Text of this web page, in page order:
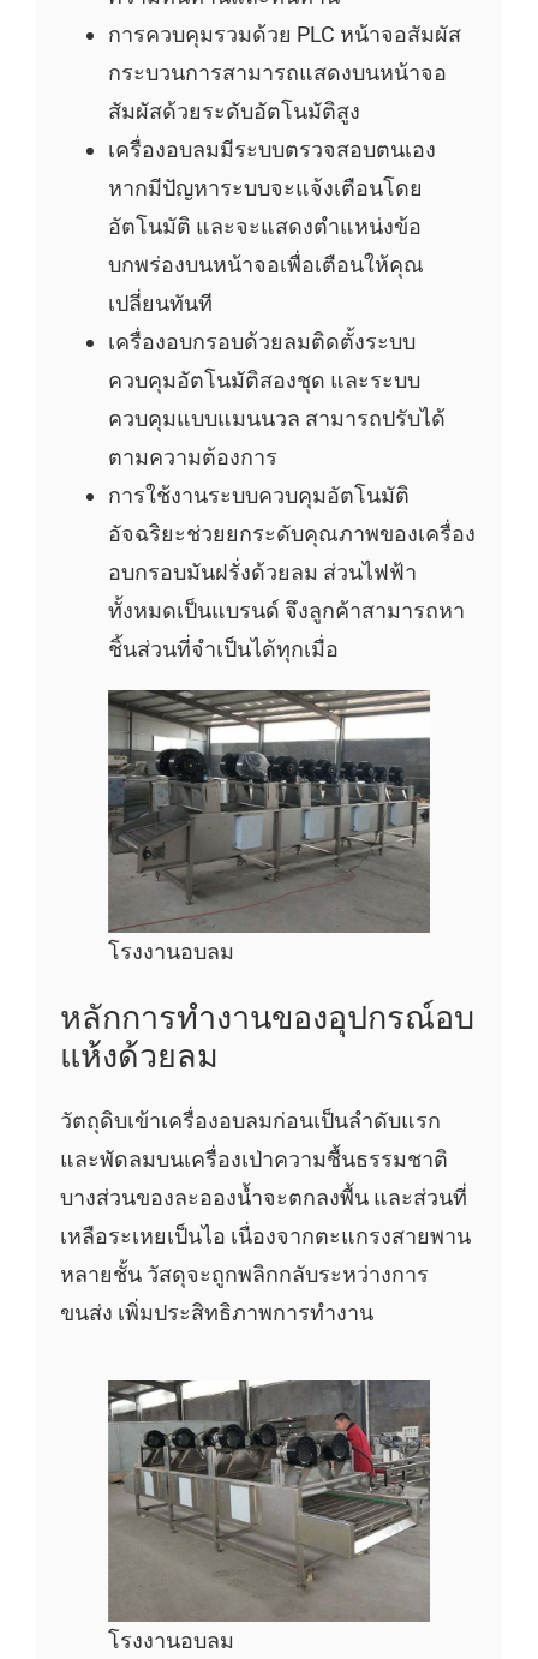
การควบคุมรวมด้วย PLC หน้าจอสัมผัส
กระบวนการสามารถแสดงบนหน้าจอ
สัมผัสด้วยระดับอัตโนมัติสูง
เครื่องอบลมมีระบบตรวจสอบตนเอง
หากมีปัญหาระบบจะแจ้งเตือนโดย
อัตโนมัติ และจะแสดงตำแหน่งข้อ
บกพร่องบนหน้าจอเพื่อเตือนให้คุณ
เปลี่ยนทันที
เครื่องอบกรอบด้วยลมติดตั้งระบบ
ควบคุมอัตโนมัติสองชุด และระบบ
ควบคุมแบบแมนนวล สามารถปรับได้
ตามความต้องการ
การใช้งานระบบควบคุมอัตโนมัติ
อัจฉริยะช่วยยกระดับคุณภาพของเครื่อง
อบกรอบมันฝรั่งด้วยลม ส่วนไฟฟ้า
ทั้งหมดเป็นแบรนด์ จึงลูกค้าสามารถหา
ชิ้นส่วนที่จำเป็นได้ทุกเมื่อ
โรงงานอบลม
หลักการทำงานของอุปกรณ์อบ
แห้งด้วยลม
วัตถุดิบเข้าเครื่องอบลมก่อนเป็นลำดับแรก
และพัดลมบนเครื่องเป่าความชื้นธรรมชาติ
บางส่วนของละอองน้ำจะตกลงพื้น และส่วนที่
เหลือระเหยเป็นไอ เนื่องจากตะแกรงสายพาน
หลายชั้น วัสดุจะถูกพลิกกลับระหว่างการ
ขนส่ง เพิ่มประสิทธิภาพการทำงาน
โรงงานอบลม